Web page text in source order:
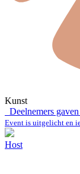
Kunst
Deelnemers gaven
Event is uitgelicht en
Host